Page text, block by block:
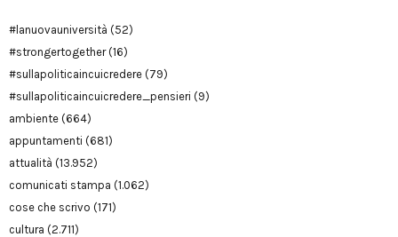
#lanuovauniversità (52)
#strongertogether(16)
#sullapoliticaincuicredere (79)
#sullapoliticaincuicredere_pensieri (9)
ambiente (664)
appuntamenti (681)
attualità (13.952)
comunicati stampa (1.062)
cose che scrivo (171)
cultura (2.711)